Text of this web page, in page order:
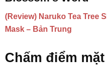
(Review) Naruko Tea Tree
Mask – Bản Trung
Chấm điểm